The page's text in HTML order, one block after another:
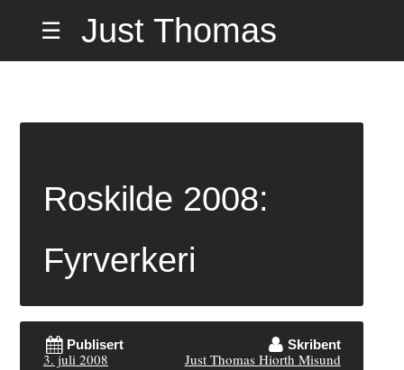
☰
Just Thomas
Adresse
Roskilde 2008:
Fyrverkeri
Publisert
3. juli 2008
Skribent
Just Thomas Hiorth Misund